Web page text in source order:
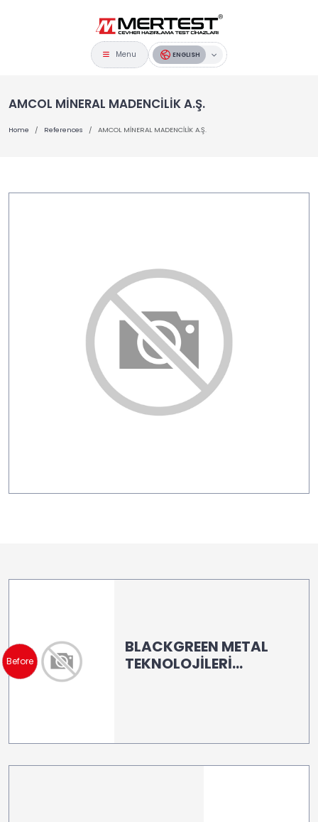
Menu ENGLISH
AMCOL MİNERAL MADENCİLİK A.Ş.
Home References AMCOL MİNERAL MADENCİLİK A.Ş.
Before
BLACKGREEN METAL
TEKNOLOJİLERİ